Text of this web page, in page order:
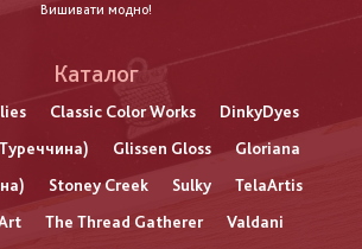
Вишивати модно!
Каталог
Classic Color Works
DinkyDyes
Glissen Gloss
Gloriana
Stoney Creek Sulky
TelaArtis
The Thread Gatherer
Valdani